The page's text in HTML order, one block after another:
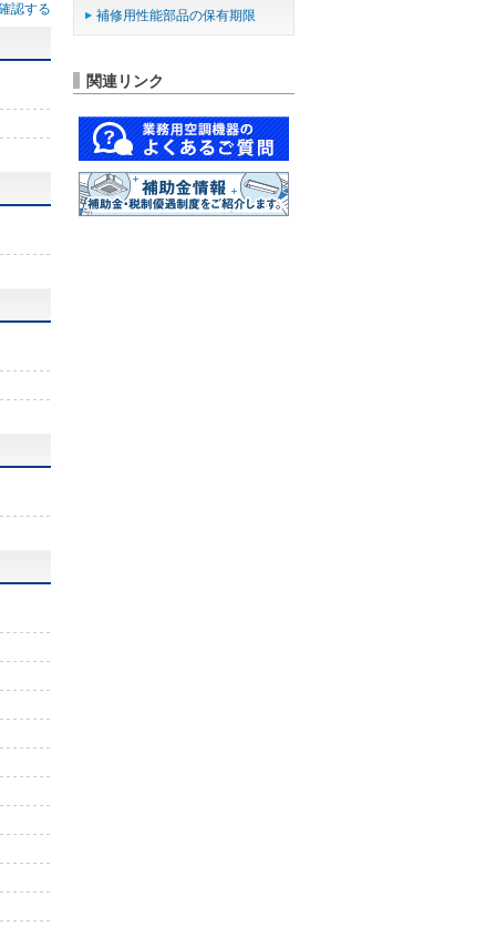
認する
補修用性能部品の保有期限
関連リンク